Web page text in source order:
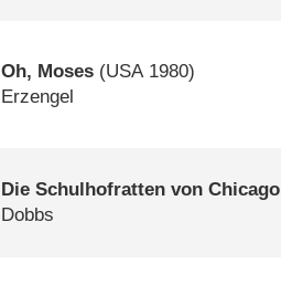
Oh, Moses (USA1980)
Erzengel
Die Schulhofratten von Chicago
Dobbs